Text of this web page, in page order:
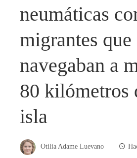
neumáticas
migrantes que
navegaban a
80 kilómetros
isla
Otilia Adame Luevano